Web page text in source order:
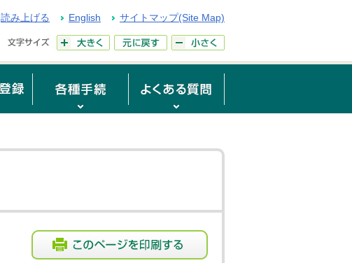
読み上げる English サイトマップ(Site Map)